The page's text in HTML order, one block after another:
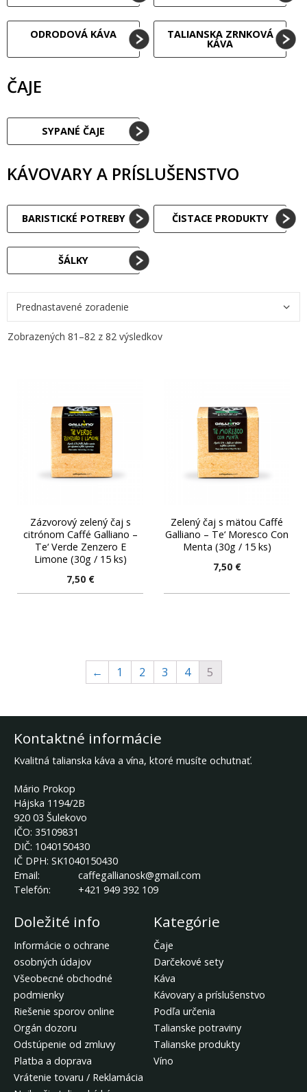
ODRODOVÁ KÁVA TALIANSKA ZRNKOVÁ
KÁVA
ČAJE
SYPANÉ ČAJE
KÁVOVARY A PRÍSLUŠENSTVO
BARISTICKÉ POTREBY ČISTACE PRODUKTY
ŠÁLKY
Zobrazených 81–82 z 82 výsledkov
Zázvorový zelený čaj s
citrónom Caffé Galliano –
Te‘ Verde Zenzero E
Limone (30g / 15 ks)
7,50 €
Zelený čaj s mätou Caffé
Galliano – Te‘ Moresco Con
Menta (30g / 15 ks)
7,50 €
← 1 2 3 4 5
Kontaktné informácie
Kvalitná talianska káva a vína, ktoré musíte ochutnať.
Mário Prokop
Hájska 1194/2B
920 03 Šulekovo
IČO: 35109831
DIČ: 1040150430
IČ DPH: SK1040150430
Email:
caffegallianosk@gmail.com
Telefón:
+421 949 392 109
Doležité info
Informácie o ochrane
osobných údajov
Všeobecné obchodné
podmienky
Riešenie sporov online
Orgán dozoru
Odstúpenie od zmluvy
Platba a doprava
Vrátenie tovaru / Reklamácia
Kategórie
Čaje
Darčekové sety
Káva
Kávovary a príslušenstvo
Podľa určenia
Talianske potraviny
Talianske produkty
Víno